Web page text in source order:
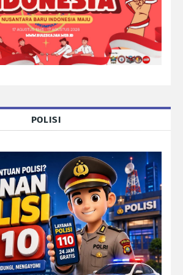
POLISI